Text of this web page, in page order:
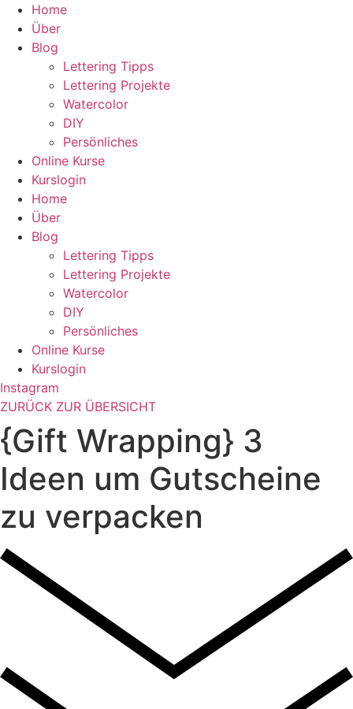
Zum
Inhalt
wechseln
Home
Über
Blog
Lettering Tipps
Lettering Projekte
Watercolor
DIY
Persönliches
Online Kurse
Kurslogin
Home
Über
Blog
Lettering Tipps
Lettering Projekte
Watercolor
DIY
Persönliches
Online Kurse
Kurslogin
Instagram
ZURÜCK ZUR ÜBERSICHT
{Gift Wrapping} 3
Ideen um Gutscheine
zu verpacken